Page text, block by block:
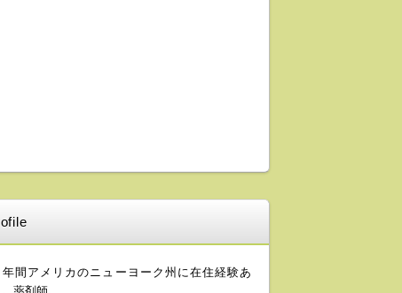
年間アメリカのニューヨーク州に在住経験あ